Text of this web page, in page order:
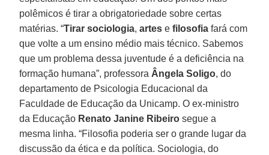
polêmicos é tirar a obrigatoriedade sobre certas
matérias. “Tirar sociologia,artes efilosofia fará com
que volte a um ensino médio mais técnico. Sabemos
que um problema dessa juventude é a deficiência na
formação humana”, professora Ângela Soligo, do
departamento de Psicologia Educacional da
Faculdade de Educação da Unicamp. O ex-ministro
da Educação Renato Janine Ribeiro segue a
mesma linha. “Filosofia poderia ser o grande lugar da
discussão da ética e da política. Sociologia, do